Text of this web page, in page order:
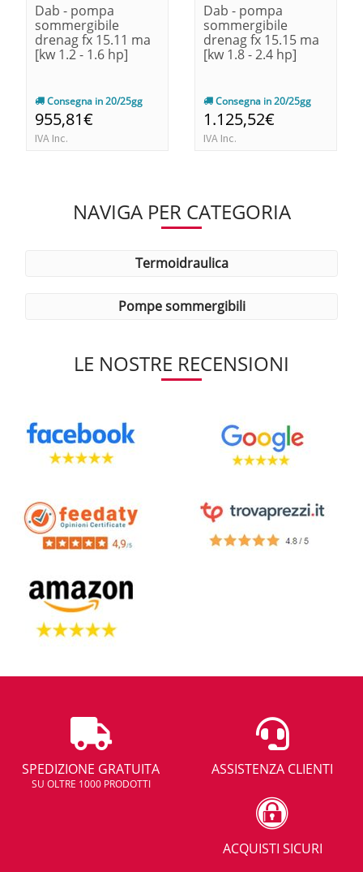
Dab - pompa
sommergibile
drenag fx 15.11 ma
[kw 1.2 - 1.6 hp]
Consegna in 20/25gg
955,81€
IVA Inc.
Dab - pompa
sommergibile
drenag fx 15.15 ma
[kw 1.8 - 2.4 hp]
Consegna in 20/25gg
1.125,52€
IVA Inc.
NAVIGA PER CATEGORIA
termoidraulica
pompe sommergibili
LE NOSTRE RECENSIONI
SPEDIZIONE GRATUITA
SU OLTRE 1000 PRODOTTI
ASSISTENZA CLIENTI
ACQUISTI SICURI